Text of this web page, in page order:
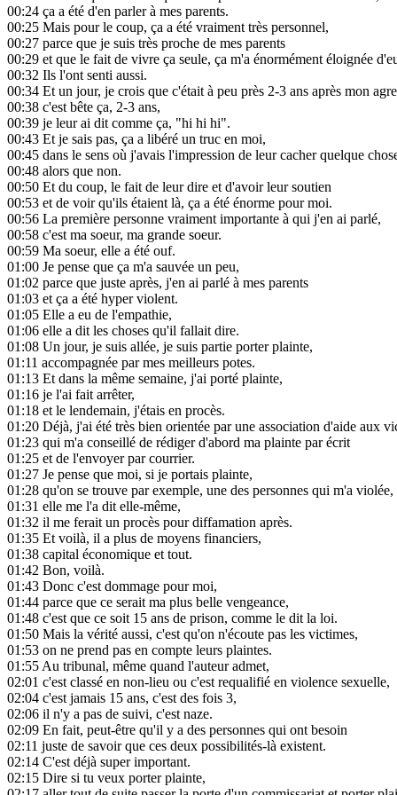
00:24 ça a été d'en parler à mes parents.
00:25 Mais pour le coup, ça a été vraiment très personnel,
00:27 parce que je suis très proche de mes parents
00:29 et que le fait de vivre ça seule, ça m'a énormément éloignée
00:32 Ils l'ont senti aussi.
00:34 Et un jour, je crois que c'était à peu près 2-3 ans après mon
00:38 c'est bête ça, 2-3 ans,
00:39 je leur ai dit comme ça, "hi hi hi".
00:43 Et je sais pas, ça a libéré un truc en moi,
00:45 dans le sens où j'avais l'impression de leur cacher quelque
00:48 alors que non.
00:50 Et du coup, le fait de leur dire et d'avoir leur soutien
00:53 et de voir qu'ils étaient là, ça a été énorme pour moi.
00:56 La première personne vraiment importante à qui j'en ai parlé,
00:58 c'est ma soeur, ma grande soeur.
00:59 Ma soeur, elle a été ouf.
01:00 Je pense que ça m'a sauvée un peu,
01:02 parce que juste après, j'en ai parlé à mes parents
01:03 et ça a été hyper violent.
01:05 Elle a eu de l'empathie,
01:06 elle a dit les choses qu'il fallait dire.
01:08 Un jour, je suis allée, je suis partie porter plainte,
01:11 accompagnée par mes meilleurs potes.
01:13 Et dans la même semaine, j'ai porté plainte,
01:16 je l'ai fait arrêter,
01:18 et le lendemain, j'étais en procès.
01:20 Déjà, j'ai été très bien orientée par une association d'aide aux
01:23 qui m'a conseillé de rédiger d'abord ma plainte par écrit
01:25 et de l'envoyer par courrier.
01:27 Je pense que moi, si je portais plainte,
01:28 qu'on se trouve par exemple, une des personnes qui m'a violée,
01:31 elle me l'a dit elle-même,
01:32 il me ferait un procès pour diffamation après.
01:35 Et voilà, il a plus de moyens financiers,
01:38 capital économique et tout.
01:42 Bon, voilà.
01:43 Donc c'est dommage pour moi,
01:44 parce que ce serait ma plus belle vengeance,
01:48 c'est que ce soit 15 ans de prison, comme le dit la loi.
01:50 Mais la vérité aussi, c'est qu'on n'écoute pas les victimes,
01:53 on ne prend pas en compte leurs plaintes.
01:55Au tribunal, même quand l'auteur admet,
02:01 c'est classé en non-lieu ou c'est requalifié en violence sexuelle,
02:04 c'est jamais 15 ans, c'est des fois 3,
02:06 il n'y a pas de suivi, c'est naze.
02:09 En fait, peut-être qu'il y a des personnes qui ont besoin
02:11 juste de savoir que ces deux possibilités-là existent.
02:14 C'est déjà super important.
02:15 Dire si tu veux porter plainte,